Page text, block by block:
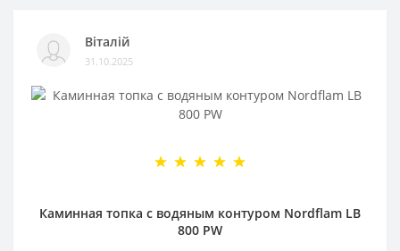
Віталій
31.10.2025
Каминная топка с водяным контуром Nordflam LB
800 PW